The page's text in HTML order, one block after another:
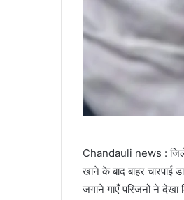
Chandauli news : जिले
खाने के बाद बाहर चारपाई
जगाने गाएँ परिजनों ने